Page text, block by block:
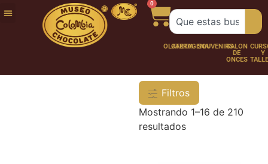
0
FUNDACIÓNNUESTRATRABAJA
CHOCOLATERÍA
CARTAGENASOUVENIRSSALÓN
ONCES
CURSOS
Filtros
Mostrando 1–16 de 210
resultados